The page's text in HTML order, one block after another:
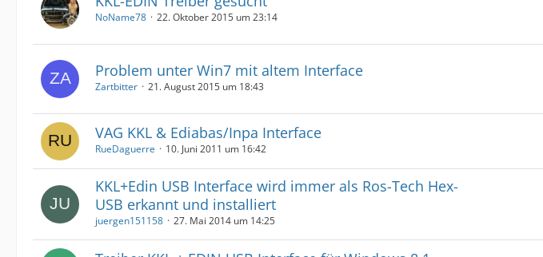
NoName78 22. Oktober 2015 um 23:14
Problem unter Win7 mit altem Interface
Zartbitter 21. August 2015 um 18:43
VAG KKL & Ediabas/Inpa Interface
RueDaguerre 10. Juni 2011 um 16:42
KKL+Edin USB Interface wird immer als Ros-Tech Hex-
USB erkannt und installiert
juergen151158 27. Mai 2014 um 14:25